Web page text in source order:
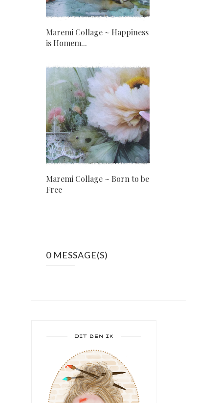
Maremi Collage ~ Happiness
is Homem...
Maremi Collage ~ Born to be
Free
0 MESSAGE(S)
DIT BEN IK